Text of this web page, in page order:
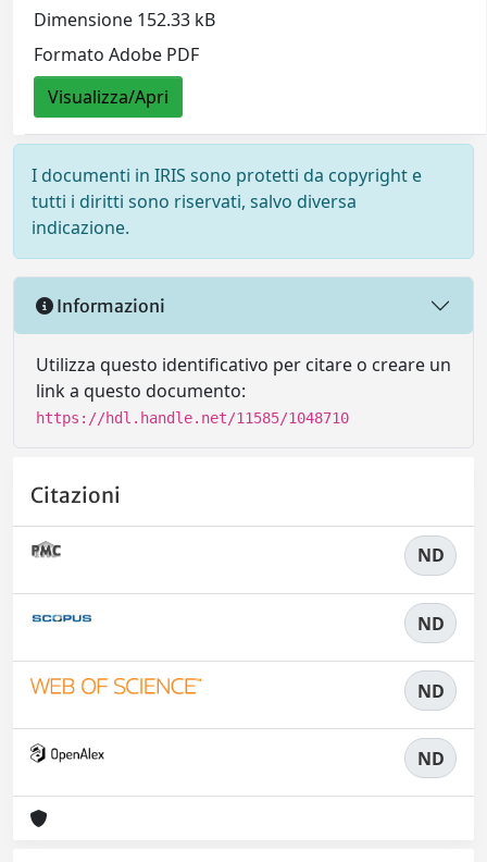
Dimensione 152.33 kB
Formato Adobe PDF
Visualizza/Apri
I documenti in IRIS sono protetti da copyright e
tutti i diritti sono riservati, salvo diversa
indicazione.
Informazioni
Utilizza questo identificativo per citare o creare un
link a questo documento:
https://hdl.handle.net/11585/1048710
Citazioni
ND
ND
ND
ND